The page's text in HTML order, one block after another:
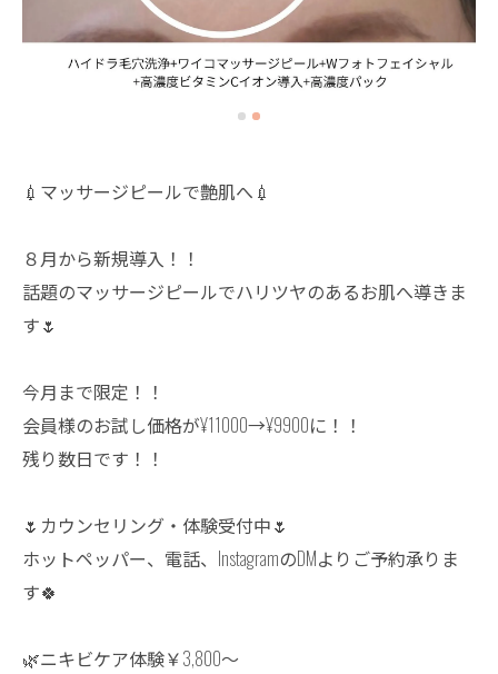
💉マッサージピールで艶肌へ💉
８月から新規導入！！
話題のマッサージピールでハリツヤのあるお肌へ導きま
す🌷
今月まで限定！！
会員様のお試し価格が¥11000→¥9900に！！
残り数日です！！
🌷カウンセリング・体験受付中🌷
ホットペッパー、電話、InstagramのDMよりご予約承りま
す🍀
🌿ニキビケア体験￥3,800〜